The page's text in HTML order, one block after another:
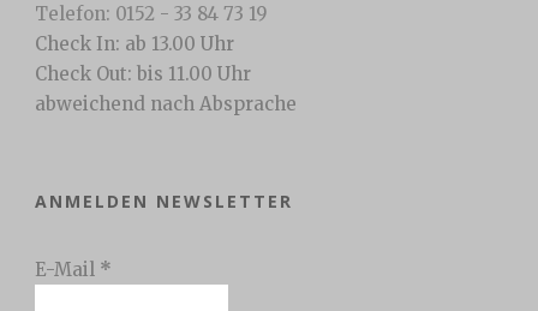
Telefon: 0152 - 33 84 73 19
Check In: ab 13.00 Uhr
Check Out: bis 11.00 Uhr
abweichend nach Absprache
ANMELDEN NEWSLETTER
E-Mail *